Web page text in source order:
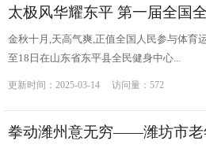
太极风华耀东平 第一届全国
金秋十月,天高气爽,正值全国人民参与体育
至18日在山东省东平县全民健身中心...
更新时间：2025-03-14 访问量：572
拳动潍州意无穷——潍坊市老